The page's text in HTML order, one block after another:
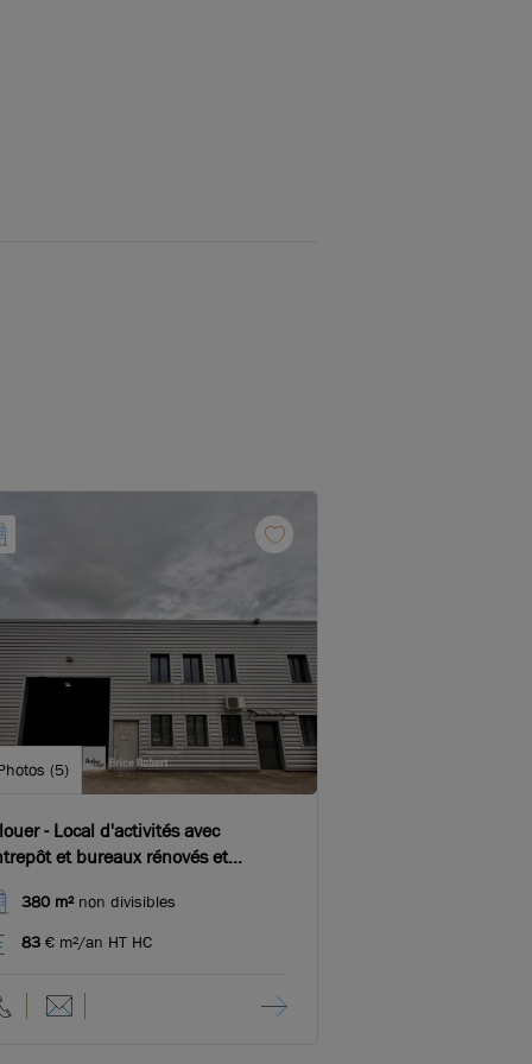
(5)
- Local d'activités avec
et bureaux rénovés et
- CHassieu
380 m²non divisibles
83 € m²/an HT HC